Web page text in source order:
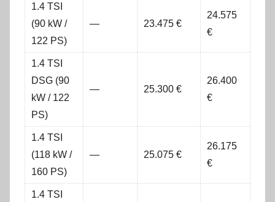
1.4 TSI
(90 kW /
122 PS)
— 23.475 €
24.575
€
1.4 TSI
DSG (90
kW / 122
PS)
— 25.300 €
26.400
€
1.4 TSI
(118 kW /
160 PS)
— 25.075 €
26.175
€
1.4 TSI